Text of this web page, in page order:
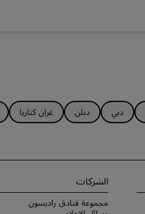
دبي دبلن غران كناريا
الشركات
مجموعة فنادق راديسون